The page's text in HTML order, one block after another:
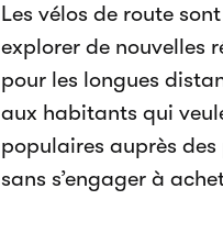
Les vélos de route
explorer de nouvelles
pour les longues
aux habitants qui
populaires auprès
sans s’engager à